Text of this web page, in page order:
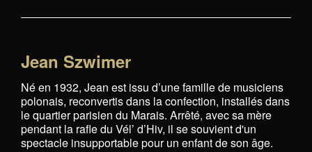
Jean Szwimer
Né en 1932, Jean est issu d’une famille de musiciens
polonais, reconvertis dans la confection, installés dans
le quartier parisien du Marais. Arrêté, avec sa mère
pendant la rafle du Vél’ d’Hiv, il se souvient d'un
spectacle insupportable pour un enfant de son âge.